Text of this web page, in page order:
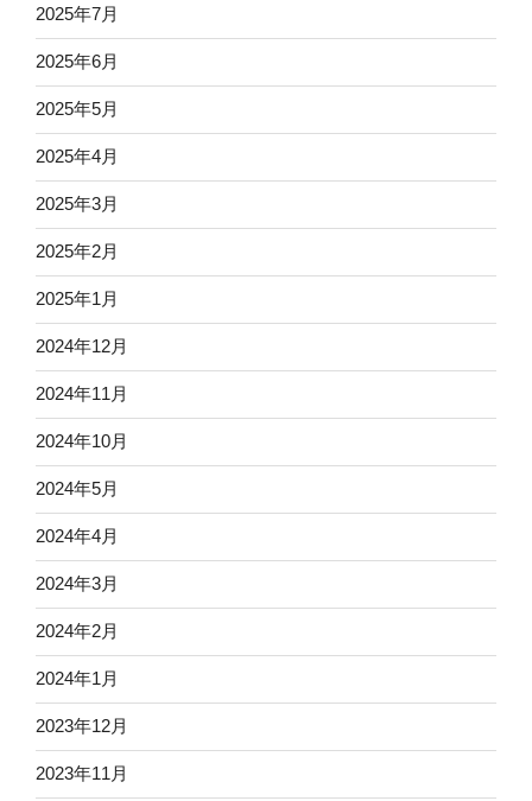
2025年7月
2025年6月
2025年5月
2025年4月
2025年3月
2025年2月
2025年1月
2024年12月
2024年11月
2024年10月
2024年5月
2024年4月
2024年3月
2024年2月
2024年1月
2023年12月
2023年11月